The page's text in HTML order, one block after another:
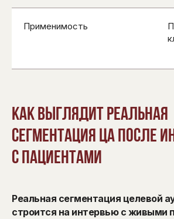
Применимость
Как выглядит реальная
сегментация ЦА после
с пациентами
Реальная сегментация целевой
строится на интервью с живыми